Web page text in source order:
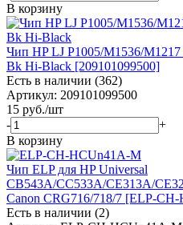
В корзину
Чип HP LJ P1005/M1536/
Bk Hi-Black [209101099500]
Есть в наличии (362)
Артикул: 209101099500
15 руб./шт
-
+
В корзину
Чип ELP для HP Universal
CB543A/CC533A/CE313A/
Canon CRG716/718/7 [ELP-
Есть в наличии (2)